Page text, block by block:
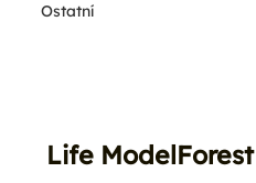
Ostatní
Life ModelForest